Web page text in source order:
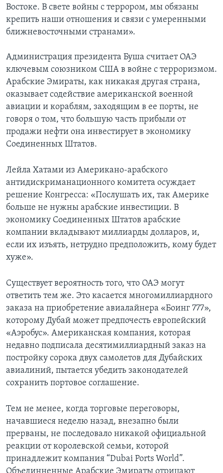
Востоке. В свете войны с террором, мы обязаны
крепить наши отношения и связи с умеренными
ближневосточными странами».
Администрация президента Буша считает ОАЭ
ключевым союзником США в войне с терроризмом.
Арабские Эмираты, как никакая другая страна,
оказывает содействие американской военной
авиации и кораблям, заходящим в ее порты, не
говоря о том, что большую часть прибыли от
продажи нефти она инвестирует в экономику
Соединенных Штатов.
Лейла Хатами из Американо-арабского
антидискриманационного комитета осуждает
решение Конгресса: «Послушать их, так Америке
больше не нужны арабские инвестиции. В
экономику Соединенных Штатов арабские
компании вкладывают миллиарды долларов, и,
если их изъять, нетрудно предположить, кому будет
хуже».
Существует вероятность того, что ОАЭ могут
ответить тем же. Это касается многомиллиардного
заказа на приобретение авиалайнера «Боинг 777»,
которому Дубай может предпочесть европейский
«Аэробус». Американская компания, которая
недавно подписала десятимиллиардный заказ на
постройку сорока двух самолетов для Дубайских
авиалиний, пытается убедить законодателей
сохранить портовое соглашение.
Тем не менее, когда торговые переговоры,
начавшиеся неделю назад, внезапно были
прерваны, не последовало никакой официальной
реакции от королевской семьи, которой
принадлежит компания “Dubai Ports World”.